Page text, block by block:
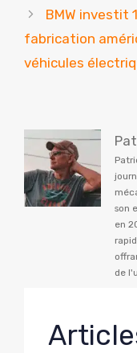
BMW investit
fabrication
véhicules
son
en
de